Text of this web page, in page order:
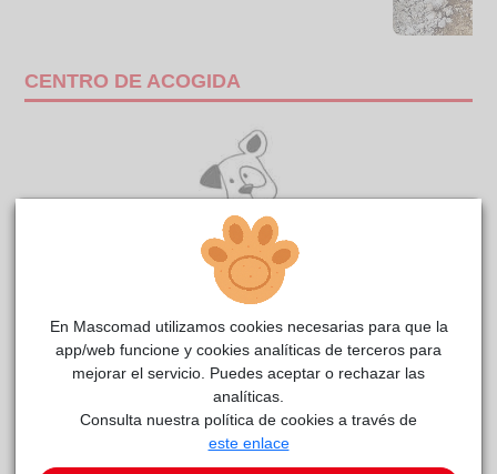
CENTRO DE ACOGIDA
VARÓNreside actualmente en el centro de acogidaCPA
Mancomunidad del Henares Jarama
En Mascomad utilizamos cookies necesarias para que la
app/web funcione y cookies analíticas de terceros para
mejorar el servicio. Puedes aceptar o rechazar las
analíticas.
Consulta nuestra política de cookies a través de
este enlace